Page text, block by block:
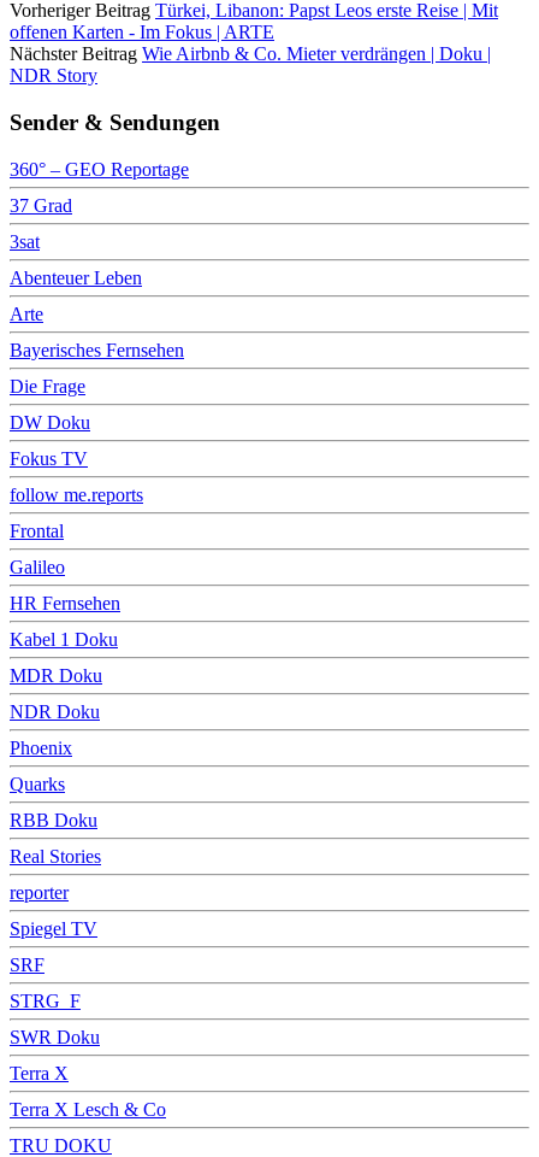
Vorheriger Beitrag Türkei, Libanon: Papst Leos erste Reise | Mit
offenen Karten - Im Fokus | ARTE
Nächster Beitrag Wie Airbnb & Co. Mieter verdrängen | Doku |
NDR Story
Sender & Sendungen
360° – GEO Reportage
37 Grad
3sat
Abenteuer Leben
Arte
Bayerisches Fernsehen
Die Frage
DW Doku
Fokus TV
follow me.reports
Frontal
Galileo
HR Fernsehen
Kabel 1 Doku
MDR Doku
NDR Doku
Phoenix
Quarks
RBB Doku
Real Stories
reporter
Spiegel TV
SRF
STRG_F
SWR Doku
Terra X
Terra X Lesch & Co
TRU DOKU